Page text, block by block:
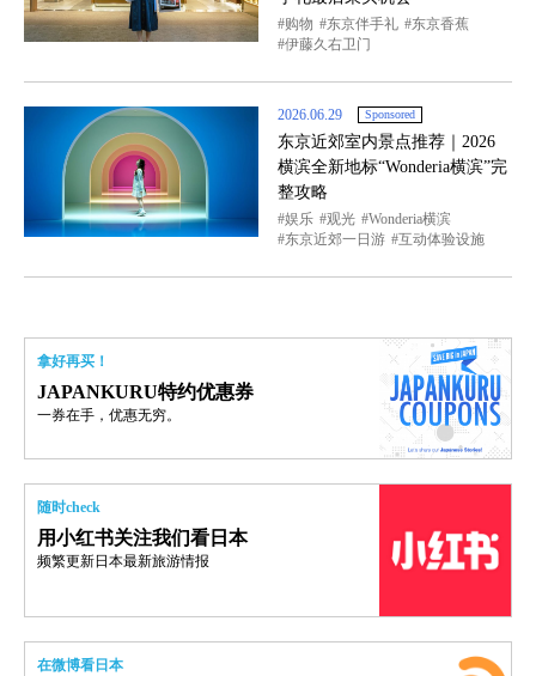
购物 东京伴手礼
东京香蕉
伊藤久右卫门
2026.06.29 Sponsored
东京近郊室内景点推荐｜2026
横滨全新地标“Wonderia横滨”完
整攻略
娱乐 观光
Wonderia横滨
东京近郊一日游
互动体验设施
拿好再买！
JAPANKURU特约优惠券
一券在手，优惠无穷。
随时check
用小红书关注我们看日本
频繁更新日本最新旅游情报
在微博看日本